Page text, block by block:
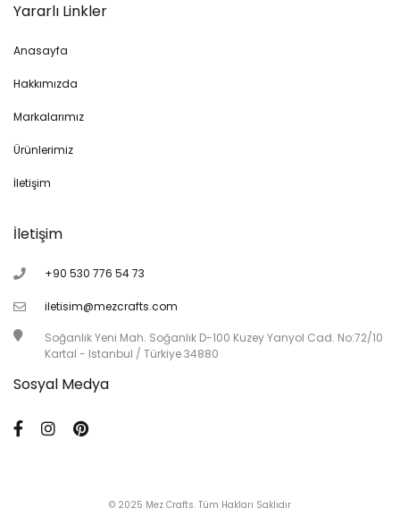
Yararlı Linkler
Anasayfa
Hakkımızda
Markalarımız
Ürünlerimiz
İletişim
İletişim
+90 530 776 54 73
iletisim@mezcrafts.com
Soğanlık Yeni Mah. Soğanlık D-100 Kuzey Yanyol Cad. No:72/10
Kartal - Istanbul / Türkiye 34880
Sosyal Medya
© 2025 Mez Crafts. Tüm Hakları Saklıdır